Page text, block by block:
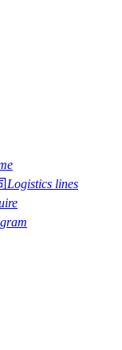
Logistics lines